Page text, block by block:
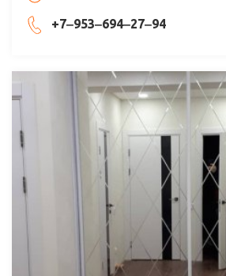
+7‒953‒694‒27‒94